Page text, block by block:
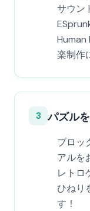
サウン
楽制作
3 パズル
ブロッ
アルを
レトロ
ひねり
す！